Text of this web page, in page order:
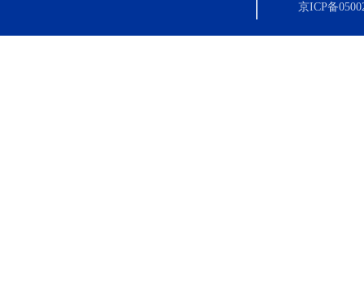
京ICP备